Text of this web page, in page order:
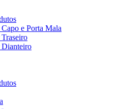
e Porta Mala
Dianteiro